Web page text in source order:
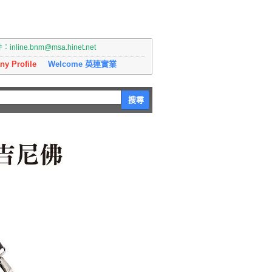
搜尋
：inline.bnm@msa.hinet.net
Profile Welcome 英連實業